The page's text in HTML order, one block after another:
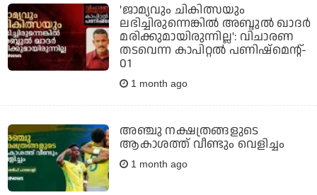
'ജാമ്യവും ചികിത്സയും
ലഭിച്ചിരുന്നെങ്കിൽ അബ്ദുല്‍ ഖാദർ
മരിക്കുമായിരുന്നില്ല': വിചാരണ
തടവെന്ന കാപിറ്റല്‍ പണിഷ്‌മെന്റ്-
01
1 month ago
അഞ്ചു നക്ഷത്രങ്ങളുടെ
ആകാശത്ത് വീണ്ടും വെളിച്ചം
1 month ago